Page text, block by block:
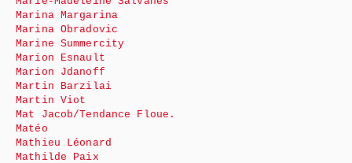
Marina Margarina
Marina Obradovic
Marine Summercity
Marion Esnault
Marion Jdanoff
Martin Barzilai
Martin Viot
Mat Jacob/Tendance Floue.
Matéo
Mathieu Léonard
Mathilde Paix